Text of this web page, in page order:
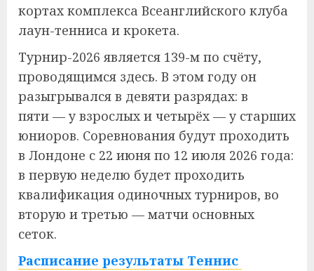
кортах комплекса Всеанглийского клуба
лаун-тенниса и крокета.
Турнир-2026 является 139-м по счёту,
проводящимся здесь. В этом году он
разыгрывался в девяти разрядах: в
пяти — у взрослых и четырёх — у старших
юниоров. Соревнования будут проходить
в Лондоне с 22 июня по 12 июля 2026 года:
в первую неделю будет проходить
квалификация одиночных турниров, во
вторую и третью — матчи основных
сеток.
Расписание результаты Теннис